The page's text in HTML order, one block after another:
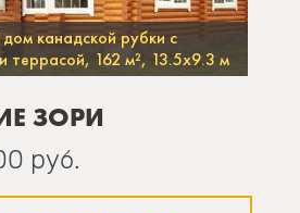
канадской рубки с
террасой, 162 м², 13.5х9.3 м
ЗОРИ
руб.